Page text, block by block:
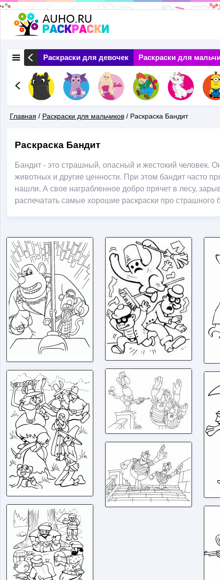
Перейти
к
основному
содержанию
Природа Раскраски для девочек Раскраски для
Здесь
Главная / Раскраски для мальчиков / Раскраска Бандит
Раскраска Бандит
Бандит - это страшный, опасный и жестокий человек.
животных и другие ценности. При этом бандит часто
нашли. А свое награбленное добро прячет в лесу,
распечатать самые хорошие раскраски про страшного